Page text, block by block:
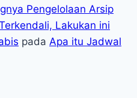
Pengelolaan Arsip
Lakukan ini
pada Apa itu Jadwal